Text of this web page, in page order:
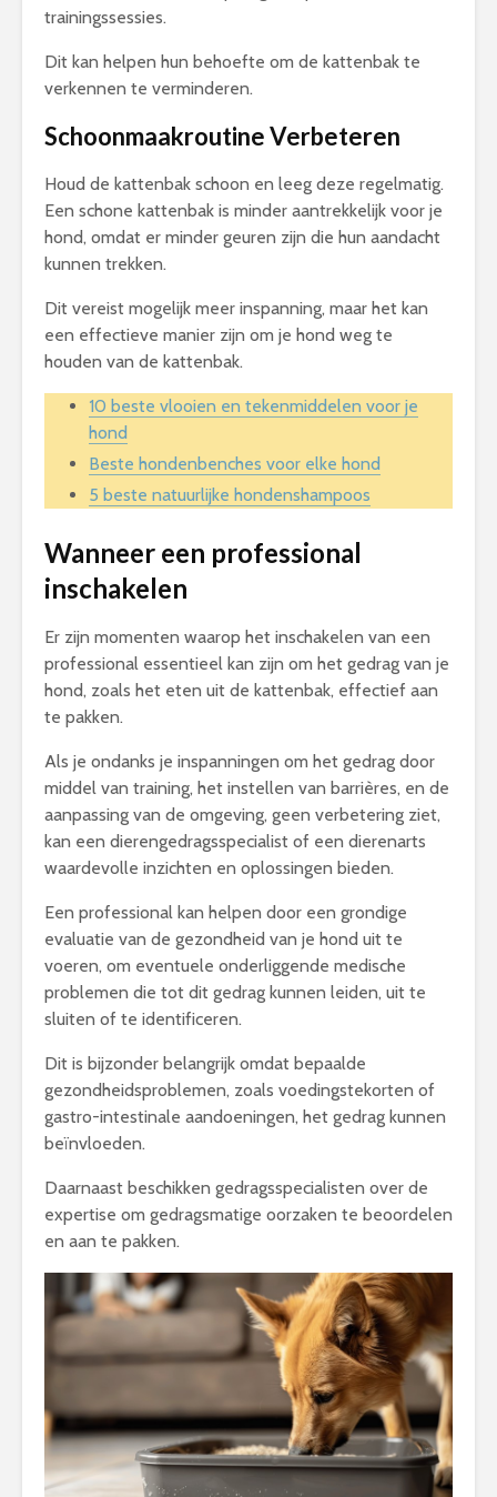
trainingssessies.
Dit kan helpen hun behoefte om de kattenbak te
verkennen te verminderen.
Schoonmaakroutine Verbeteren
Houd de kattenbak schoon en leeg deze regelmatig.
Een schone kattenbak is minder aantrekkelijk voor je
hond, omdat er minder geuren zijn die hun aandacht
kunnen trekken.
Dit vereist mogelijk meer inspanning, maar het kan
een effectieve manier zijn om je hond weg te
houden van de kattenbak.
10 beste vlooien en tekenmiddelen voor je
hond
Beste hondenbenches voor elke hond
5 beste natuurlijke hondenshampoos
Wanneer een professional
inschakelen
Er zijn momenten waarop het inschakelen van een
professional essentieel kan zijn om het gedrag van je
hond, zoals het eten uit de kattenbak, effectief aan
te pakken.
Als je ondanks je inspanningen om het gedrag door
middel van training, het instellen van barrières, en de
aanpassing van de omgeving, geen verbetering ziet,
kan een dierengedragsspecialist of een dierenarts
waardevolle inzichten en oplossingen bieden.
Een professional kan helpen door een grondige
evaluatie van de gezondheid van je hond uit te
voeren, om eventuele onderliggende medische
problemen die tot dit gedrag kunnen leiden, uit te
sluiten of te identificeren.
Dit is bijzonder belangrijk omdat bepaalde
gezondheidsproblemen, zoals voedingstekorten of
gastro-intestinale aandoeningen, het gedrag kunnen
beïnvloeden.
Daarnaast beschikken gedragsspecialisten over de
expertise om gedragsmatige oorzaken te beoordelen
en aan te pakken.